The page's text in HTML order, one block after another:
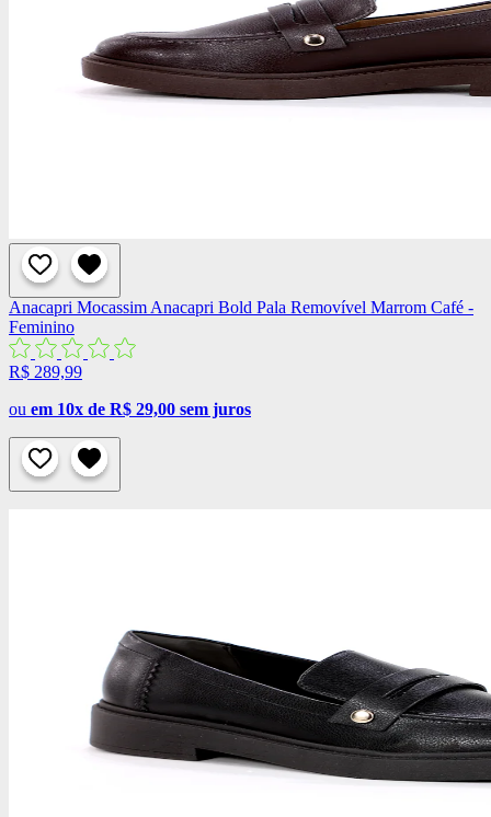
Anacapri Mocassim Anacapri Bold Pala Removível Marrom Café -
Feminino
R$ 289,99
ou em 10x de R$ 29,00 sem juros